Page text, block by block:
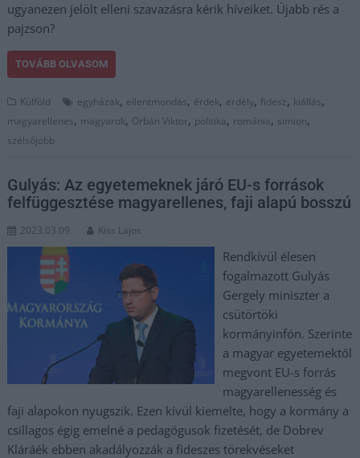
ugyanezen jelölt elleni szavazásra kérik híveiket. Újabb rés a
pajzson?
TOVÁBB OLVASOM
Külföld egyházak, ellentmondás, érdek, erdély, fidesz, kiállás,
magyarellenes, magyarok, Orbán Viktor, politika, románia, simion,
szélsőjobb
Gulyás: Az egyetemeknek járó EU-s források
felfüggesztése magyarellenes, faji alapú bosszú
2023.03.09. Kiss Lajos
Rendkívül élesen
fogalmazott Gulyás
Gergely miniszter a
csütörtöki
kormányinfón. Szerinte
a magyar egyetemektől
megvont EU-s forrás
magyarellenesség és
faji alapokon nyugszik. Ezen kívül kiemelte, hogy a kormány a
csillagos égig emelné a pedagógusok fizetését, de Dobrev
Kláráék ebben akadályozzák a fideszes törekvéseket